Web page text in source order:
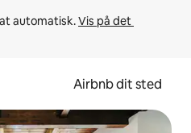
automatisk. Vis på det
Airbnb dit sted